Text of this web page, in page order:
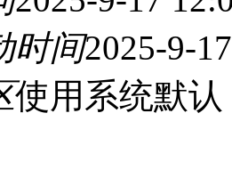
时间2025-9-
使用系统默认